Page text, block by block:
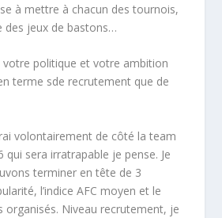
à mettre à chacun des tournois,
des jeux de bastons…
votre politique et votre ambition
terme sde recrutement que de
volontairement de côté la team
sera irratrapable je pense. Je
terminer en tête de 3
l’indice AFC moyen et le
organisés. Niveau recrutement, je